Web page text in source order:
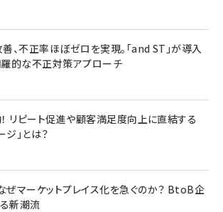
、不正率ほぼゼロを実現。「and ST」が導入
的な不正対策アプローチ
リピート促進や顧客満足度向上に直結する
」とは？
ぜマーケットプレイス化を急ぐのか？ BtoB企
新潮流